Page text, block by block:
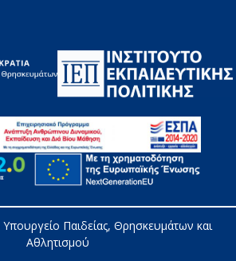
Υπουργείο Παιδείας, Θρησκευμάτων και
Αθλητισμού